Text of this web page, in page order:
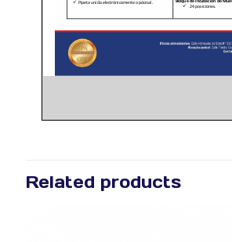
Related products